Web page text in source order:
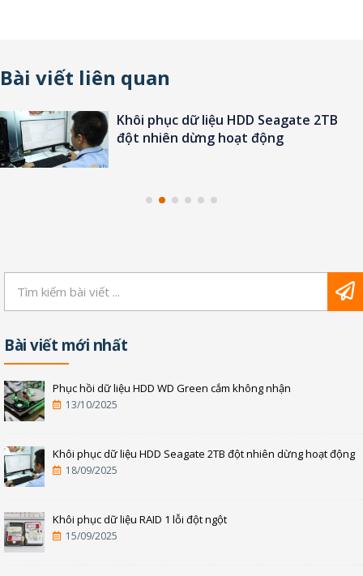
Bài viết liên quan
Khôi phục dữ liệu HDD Seagate 2TB
đột nhiên dừng hoạt động
Bài viết mới nhất
Phục hồi dữ liệu HDD WD Green cắm không nhận
13/10/2025
Khôi phục dữ liệu HDD Seagate 2TB đột nhiên dừng hoạt động
18/09/2025
Khôi phục dữ liệu RAID 1 lỗi đột ngột
15/09/2025